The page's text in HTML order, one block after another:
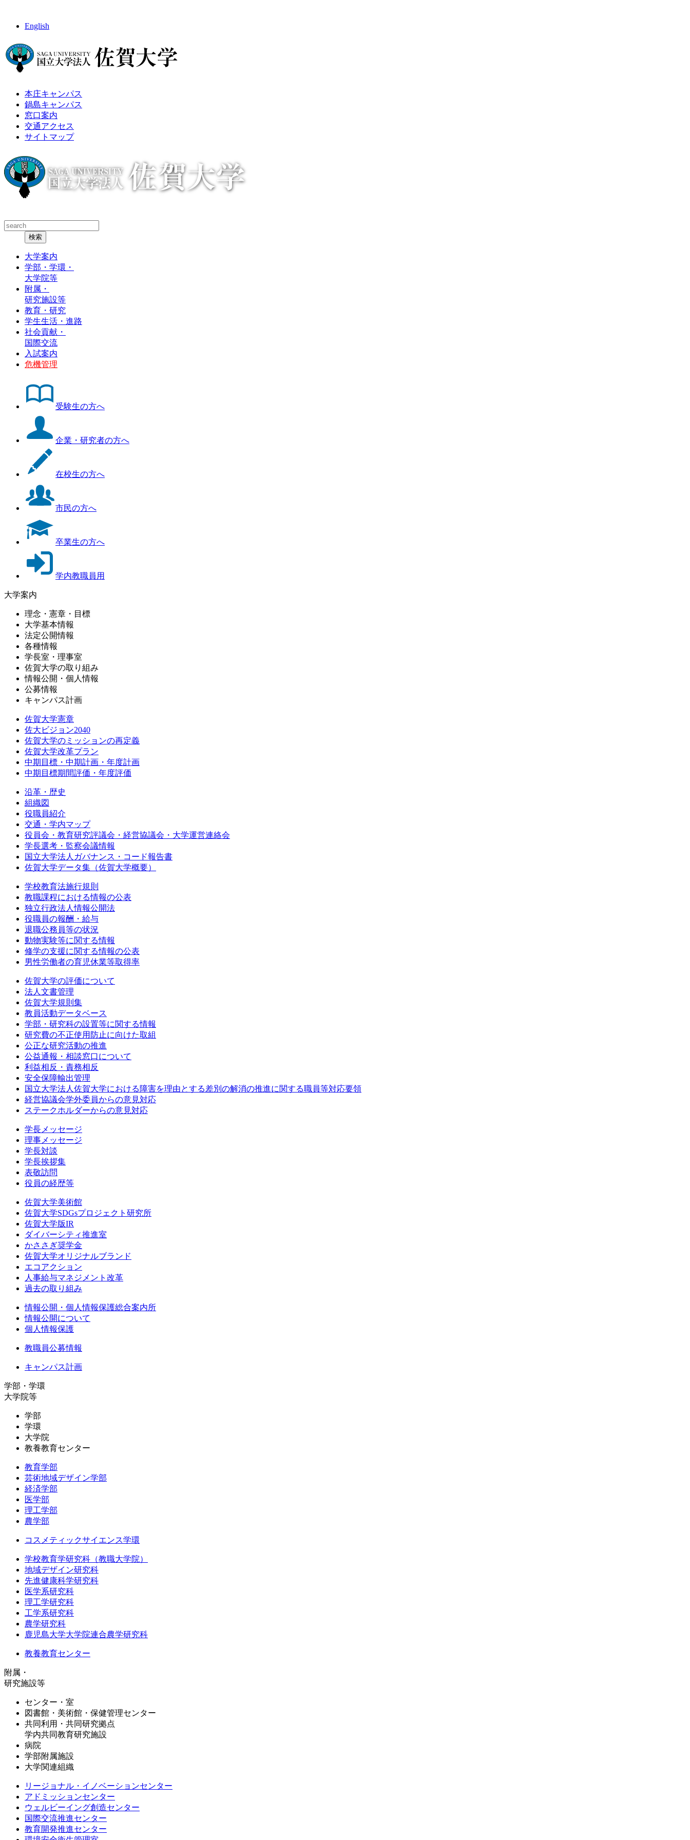
English
本庄キャンパス
鍋島キャンパス
窓口案内
交通アクセス
サイトマップ
大学案内
学部・学環・
大学院等
附属・
研究施設等
教育・研究
学生生活・進路
社会貢献・
国際交流
入試案内
危機管理
受験生の方へ
企業・研究者の方へ
在校生の方へ
市民の方へ
卒業生の方へ
学内教職員用
大学案内
理念・憲章・目標
大学基本情報
法定公開情報
各種情報
学長室・理事室
佐賀大学の取り組み
情報公開・個人情報
公募情報
キャンパス計画
佐賀大学憲章
佐大ビジョン2040
佐賀大学のミッションの再定義
佐賀大学改革プラン
中期目標・中期計画・年度計画
中期目標期間評価・年度評価
沿革・歴史
組織図
役職員紹介
交通・学内マップ
役員会・教育研究評議会・経営協議会・大学運営連絡会
学長選考・監察会議情報
国立大学法人ガバナンス・コード報告書
佐賀大学データ集（佐賀大学概要）
学校教育法施行規則
教職課程における情報の公表
独立行政法人情報公開法
役職員の報酬・給与
退職公務員等の状況
動物実験等に関する情報
修学の支援に関する情報の公表
男性労働者の育児休業等取得率
佐賀大学の評価について
法人文書管理
佐賀大学規則集
教員活動データベース
学部・研究科の設置等に関する情報
研究費の不正使用防止に向けた取組
公正な研究活動の推進
公益通報・相談窓口について
利益相反・責務相反
安全保障輸出管理
国立大学法人佐賀大学における障害を理由とする差別の解消の推進に関する職員等対応要領
経営協議会学外委員からの意見対応
ステークホルダーからの意見対応
学長メッセージ
理事メッセージ
学長対談
学長挨拶集
表敬訪問
役員の経歴等
佐賀大学美術館
佐賀大学SDGsプロジェクト研究所
佐賀大学版IR
ダイバーシティ推進室
かささぎ奨学金
佐賀大学オリジナルブランド
エコアクション
人事給与マネジメント改革
過去の取り組み
情報公開・個人情報保護総合案内所
情報公開について
個人情報保護
教職員公募情報
キャンパス計画
学部・学環
大学院等
学部
学環
大学院
教養教育センター
教育学部
芸術地域デザイン学部
経済学部
医学部
理工学部
農学部
コスメティックサイエンス学環
学校教育学研究科（教職大学院）
地域デザイン研究科
先進健康科学研究科
医学系研究科
理工学研究科
工学系研究科
農学研究科
鹿児島大学大学院連合農学研究科
教養教育センター
附属・
研究施設等
センター・室
図書館・美術館・保健管理センター
共同利用・共同研究拠点
学内共同教育研究施設
病院
学部附属施設
大学関連組織
リージョナル・イノベーションセンター
アドミッションセンター
ウェルビーイング創造センター
国際交流推進センター
教育開発推進センター